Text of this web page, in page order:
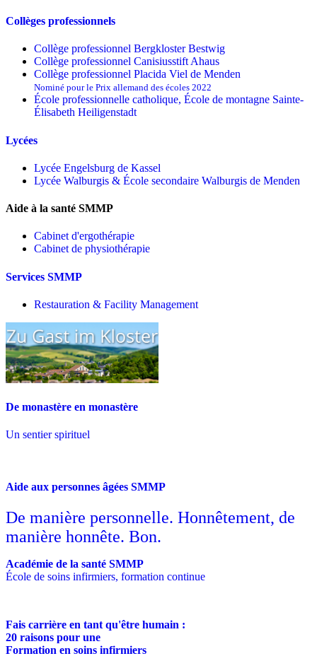
Collèges professionnels
Collège professionnel Bergkloster Bestwig
Collège professionnel Canisiusstift Ahaus
Collège professionnel Placida Viel de Menden
Nominé pour le Prix allemand des écoles 2022
École professionnelle catholique, École de montagne Sainte-
Élisabeth Heiligenstadt
Lycées
Lycée Engelsburg de Kassel
Lycée Walburgis & École secondaire Walburgis de Menden
Aide à la santé SMMP
Cabinet d'ergothérapie
Cabinet de physiothérapie
Services SMMP
Restauration & Facility Management
De monastère en monastère
Un sentier spirituel
Aide aux personnes âgées SMMP
De manière personnelle. Honnêtement, de
manière honnête. Bon.
Académie de la santé SMMP
École de soins infirmiers, formation continue
Fais carrière en tant qu'être humain :
20 raisons pour une
Formation en soins infirmiers